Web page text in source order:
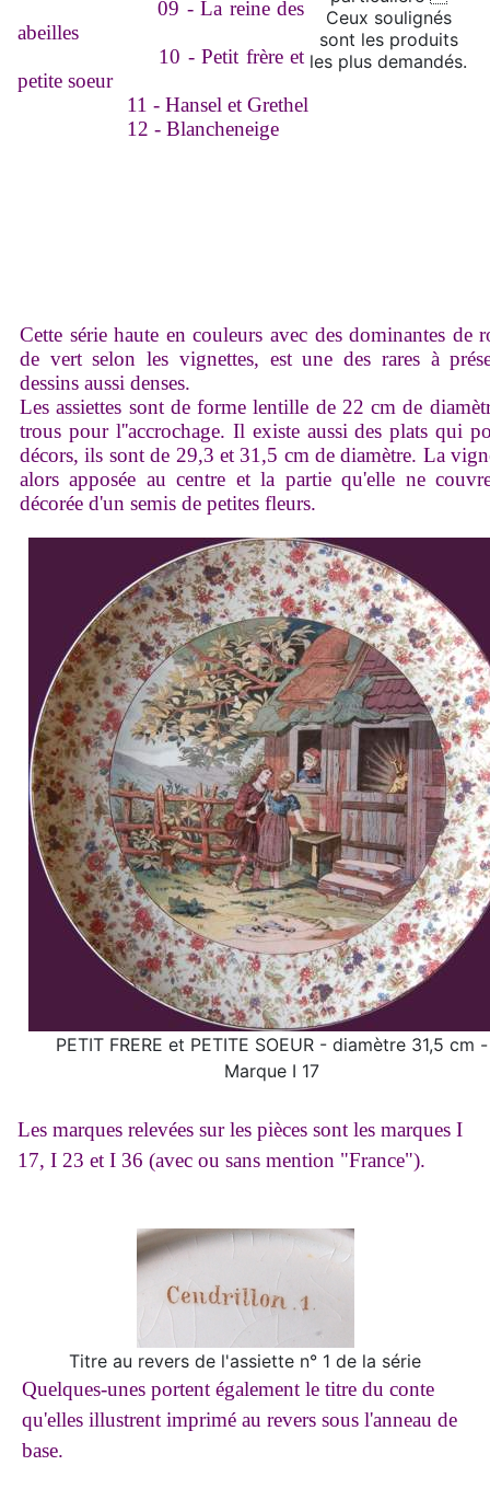
Ceux soulignés
sont les produits
les plus demandés.
09 - La reine des
abeilles
10 - Petit frère et
petite soeur
11 - Hansel et Grethel
12 - Blancheneige
Cette série haute en couleurs avec des dominantes de
de vert selon les vignettes, est une des rares à
dessins aussi denses.
Les assiettes sont de forme lentille de 22 cm de
trous pour l''accrochage. Il existe aussi des plats qui
décors, ils sont de 29,3 et 31,5 cm de diamètre. La
alors apposée au centre et la partie qu'elle ne
décorée d'un semis de petites fleurs.
PETIT FRERE et PETITE SOEUR - diamètre 31,5 cm -
Marque I 17
Les marques relevées sur les pièces sont les marques I
17, I 23 et I 36 (avec ou sans mention "France").
Titre au revers de l'assiette n° 1 de la série
Quelques-unes portent également le titre du conte
qu'elles illustrent imprimé au revers sous l'anneau de
base.